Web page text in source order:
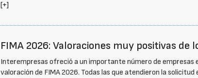
[+]
FIMA 2026: Valoraciones muy positivas de
Interempresas ofreció a un importante número de empresas
valoración de FIMA 2026. Todas las que atendieron la